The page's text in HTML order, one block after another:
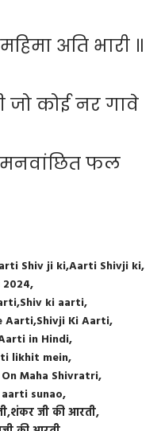
अति भारी ॥
जो कोई नर गावे
मनवांछित फल
Shiv ji kiAarti Shivji ki
Shiv ki aarti
Aarti Shivji Ki Aarti
in Hindi
likhit mein
Maha Shivratri
sunao
शंकर जी की आरती